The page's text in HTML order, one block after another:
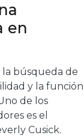
en
la búsqueda de
y la función
de los
es el
Cusick.